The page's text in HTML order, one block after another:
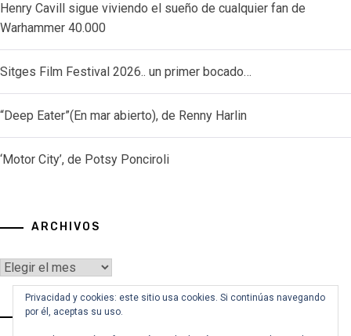
Henry Cavill sigue viviendo el sueño de cualquier fan de
Warhammer 40.000
Sitges Film Festival 2026.. un primer bocado…
“Deep Eater”(En mar abierto), de Renny Harlin
‘Motor City’, de Potsy Ponciroli
ARCHIVOS
Archivos
VOY A BUSCAR…
Privacidad y cookies: este sitio usa cookies. Si continúas navegando
por él, aceptas su uso.